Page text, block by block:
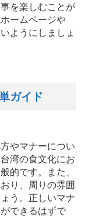
を楽しむことが
ームページや
ようにしましょ
ガイド
やマナーについ
湾の食文化にお
的です。また、
り、周りの雰囲
う。正しいマナ
できるはずで